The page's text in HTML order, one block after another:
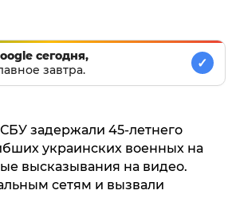
сегодня,
завтра.
✓
задержали 45-летнего
украинских военных на
высказывания на видео.
сетям и вызвали